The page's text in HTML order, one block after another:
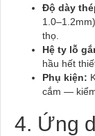
Độ dày
thọ.
Hệ ty lỗ
hầu hết
Phụ kiện:
cắm —
4. Ứng